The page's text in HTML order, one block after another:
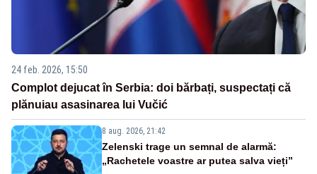
24 feb. 2026, 15:50
Complot dejucat în Serbia: doi bărbați, suspectați că
plănuiau asasinarea lui Vučić
8 aug. 2026, 21:42
Zelenski trage un semnal de alarmă:
„Rachetele voastre ar putea salva vieți”